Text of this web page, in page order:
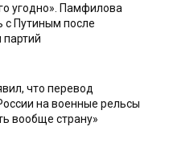
угодно». Памфилова
с Путиным после
что перевод
на военные рельсы
вообще страну»